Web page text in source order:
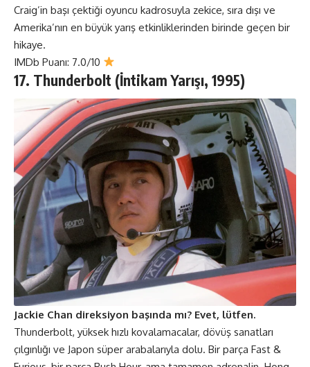
Craig’in başı çektiği oyuncu kadrosuyla zekice, sıra dışı ve
Amerika’nın en büyük yarış etkinliklerinden birinde geçen bir
hikaye.
IMDb Puanı: 7.0/10
17. Thunderbolt (İntikam Yarışı, 1995)
Jackie Chan direksiyon başında mı? Evet, lütfen.
Thunderbolt, yüksek hızlı kovalamacalar, dövüş sanatları
çılgınlığı ve Japon süper arabalarıyla dolu. Bir parça Fast &